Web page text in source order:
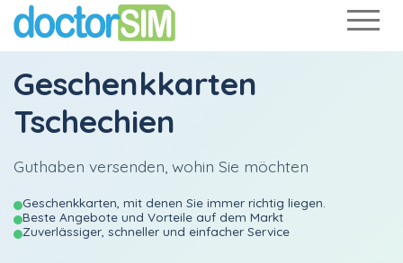
Geschenkkarten
Tschechien
Guthaben versenden, wohin Sie möchten
Geschenkkarten, mit denen Sie immer richtig liegen.
Beste Angebote und Vorteile auf dem Markt
Zuverlässiger, schneller und einfacher Service